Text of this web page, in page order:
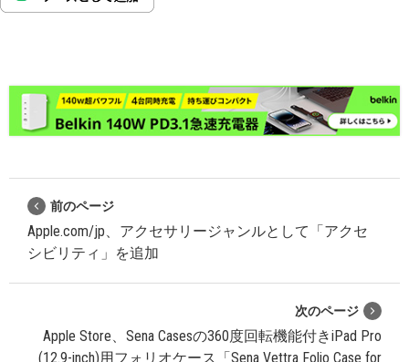
前のページ
Apple.com/jp、アクセサリージャンルとして「アクセ
シビリティ」を追加
次のページ
Apple Store、Sena Casesの360度回転機能付きiPad Pro
(12.9-inch)用フォリオケース「Sena Vettra Folio Case for